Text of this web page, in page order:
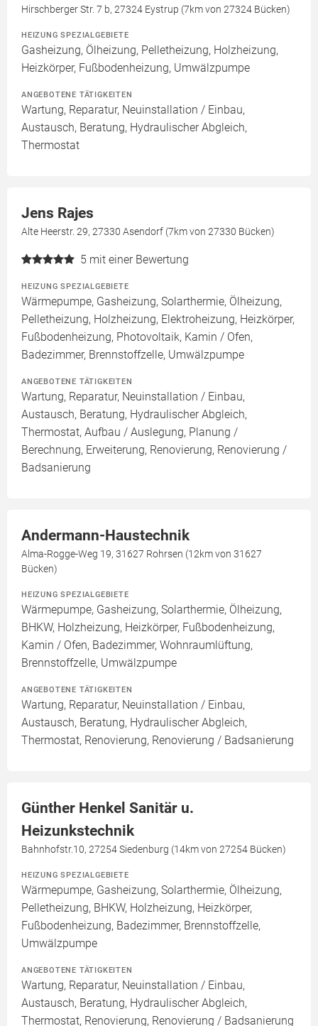
Hirschberger Str. 7 b, 27324 Eystrup (7km von 27324 Bücken)
HEIZUNG SPEZIALGEBIETE
Gasheizung, Ölheizung, Pelletheizung, Holzheizung,
Heizkörper, Fußbodenheizung, Umwälzpumpe
ANGEBOTENE TÄTIGKEITEN
Wartung, Reparatur, Neuinstallation / Einbau,
Austausch, Beratung, Hydraulischer Abgleich,
Thermostat
Jens Rajes
Alte Heerstr. 29, 27330 Asendorf (7km von 27330 Bücken)
5 mit einer Bewertung
HEIZUNG SPEZIALGEBIETE
Wärmepumpe, Gasheizung, Solarthermie, Ölheizung,
Pelletheizung, Holzheizung, Elektroheizung, Heizkörper,
Fußbodenheizung, Photovoltaik, Kamin / Ofen,
Badezimmer, Brennstoffzelle, Umwälzpumpe
ANGEBOTENE TÄTIGKEITEN
Wartung, Reparatur, Neuinstallation / Einbau,
Austausch, Beratung, Hydraulischer Abgleich,
Thermostat, Aufbau / Auslegung, Planung /
Berechnung, Erweiterung, Renovierung, Renovierung /
Badsanierung
Andermann-Haustechnik
Alma-Rogge-Weg 19, 31627 Rohrsen (12km von 31627
Bücken)
HEIZUNG SPEZIALGEBIETE
Wärmepumpe, Gasheizung, Solarthermie, Ölheizung,
BHKW, Holzheizung, Heizkörper, Fußbodenheizung,
Kamin / Ofen, Badezimmer, Wohnraumlüftung,
Brennstoffzelle, Umwälzpumpe
ANGEBOTENE TÄTIGKEITEN
Wartung, Reparatur, Neuinstallation / Einbau,
Austausch, Beratung, Hydraulischer Abgleich,
Thermostat, Renovierung, Renovierung / Badsanierung
Günther Henkel Sanitär u.
Heizunkstechnik
Bahnhofstr.10, 27254 Siedenburg (14km von 27254 Bücken)
HEIZUNG SPEZIALGEBIETE
Wärmepumpe, Gasheizung, Solarthermie, Ölheizung,
Pelletheizung, BHKW, Holzheizung, Heizkörper,
Fußbodenheizung, Badezimmer, Brennstoffzelle,
Umwälzpumpe
ANGEBOTENE TÄTIGKEITEN
Wartung, Reparatur, Neuinstallation / Einbau,
Austausch, Beratung, Hydraulischer Abgleich,
Thermostat, Renovierung, Renovierung / Badsanierung